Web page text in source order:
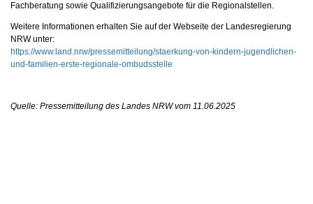
Fachberatung sowie Qualifizierungsangebote für die Regionalstellen.
Weitere Informationen erhalten Sie auf der Webseite der Landesregierung
NRW unter:
https://www.land.nrw/pressemitteilung/staerkung-von-kindern-jugendlichen-
und-familien-erste-regionale-ombudsstelle
Quelle: Pressemitteilung des Landes NRW vom 11.06.2025